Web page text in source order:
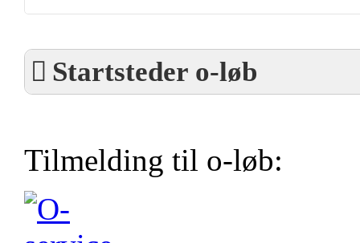
Startsteder o-løb
Tilmelding til o-løb: